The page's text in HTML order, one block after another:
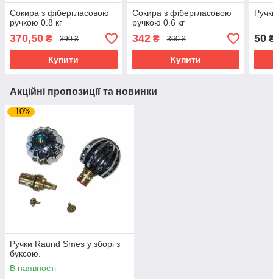
Сокира з фібергласовою
ручкою 0.8 кг
370,50 ₴ 390 ₴
Купити
Сокира з фібергласовою
ручкою 0.6 кг
342₴ 360 ₴
Купити
50
Акційні пропозиції та новинки
–10%
Ручки Raund Smes у зборі з
буксою.
В наявності